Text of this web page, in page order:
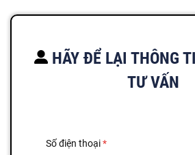
HÃY ĐỂ LẠI THÔNG
TƯ VẤN